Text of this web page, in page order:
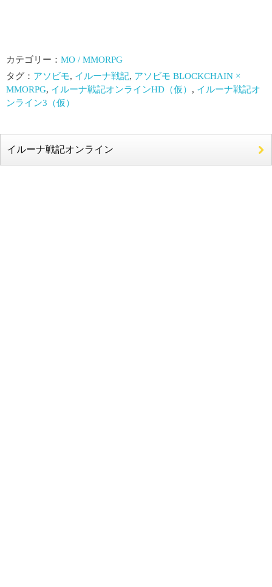
カテゴリー： MO / MMORPG
タグ： アソビモ, イルーナ戦記, アソビモ BLOCKCHAIN ×
MMORPG, イルーナ戦記オンラインHD（仮） , イルーナ戦記オ
ンライン3（仮）
イルーナ戦記オンライン